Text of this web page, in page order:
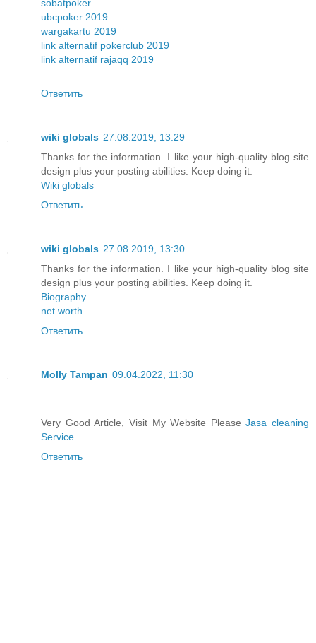
sobatpoker
ubcpoker 2019
wargakartu 2019
link alternatif pokerclub 2019
link alternatif rajaqq 2019
Ответить
wiki globals 27.08.2019, 13:29
Thanks for the information. I like your high-quality blog site
design plus your posting abilities. Keep doing it.
Wiki globals
Ответить
wiki globals 27.08.2019, 13:30
Thanks for the information. I like your high-quality blog site
design plus your posting abilities. Keep doing it.
Biography
net worth
Ответить
Molly Tampan 09.04.2022, 11:30
Very Good Article, Visit My Website PleaseJasa cleaning
Service
Ответить